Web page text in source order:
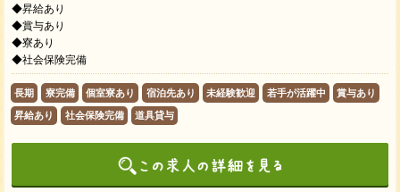
◆昇給あり
◆賞与あり
◆寮あり
◆社会保険完備
長期 寮完備 個室寮あり 宿泊先あり 未経験歓迎 若手が活躍中 賞与あり
昇給あり 社会保険完備 道具貸与